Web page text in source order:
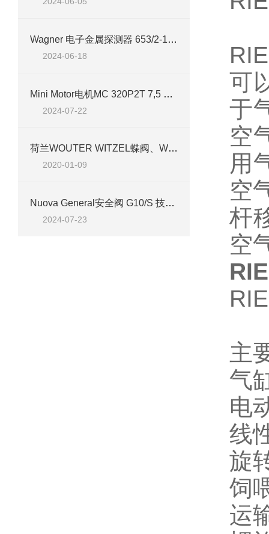
Wagner 电子金属探测器 653/2-100-60 技术介绍
2024-06-18
Mini Motor电机MC 320P2T 7,5 B3 技术介绍
2024-07-22
荷兰WOUTER WITZEL蝶阀、WOUTER WITZEL执行器
2020-01-09
Nuova General安全阀 G10/S 技术介绍及应用指南
2024-07-23
可
于
空
用
空
杆
空
主
气
电
线
旋
饲
运